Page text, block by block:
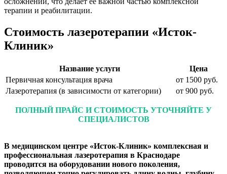
терапии и реабилитации.
Стоимость лазеротерапии «Исток-
Клиник»
Название услуги
Цена
Первичная консультация врача
от 1500 руб.
Лазеротерапия (в зависимости от категории)
от 900 руб.
ПОЛНЫЙ ПРАЙС И СТОИМОСТЬ УТОЧНЯЙТЕ У
СПЕЦИАЛИСТОВ
В медицинском центре «Исток-Клиник» комплексная и
профессиональная лазеротерапия в Краснодаре
проводится на оборудовании нового поколения,